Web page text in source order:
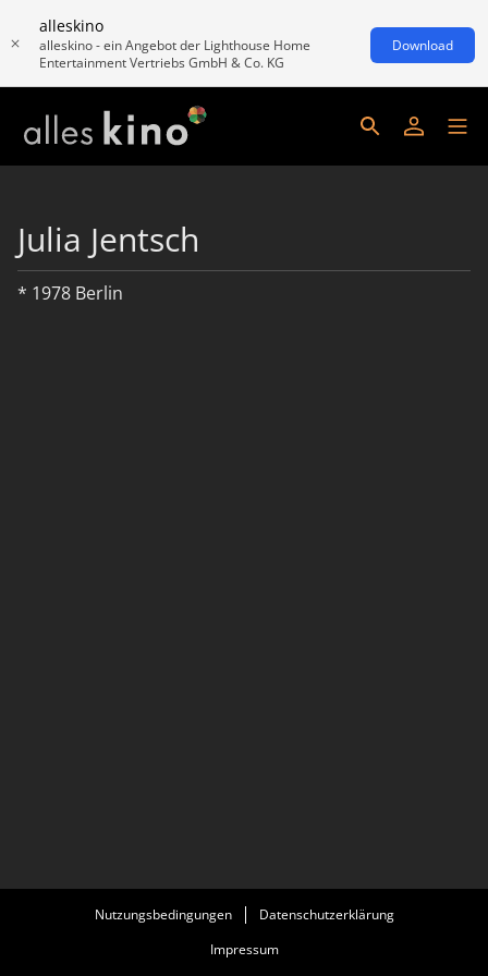
alleskino
alleskino - ein Angebot der Lighthouse Home
Entertainment Vertriebs GmbH & Co. KG
Download
Julia Jentsch
* 1978 Berlin
Nutzungsbedingungen
Datenschutzerklärung
Impressum